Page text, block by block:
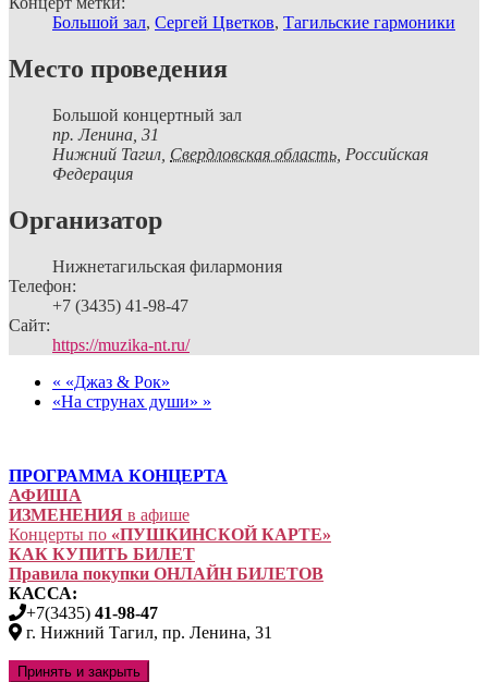
Большой зал, Сергей Цветков, Тагильские гармоники
Место проведения
Большой концертный зал
пр. Ленина, 31
Нижний Тагил Свердловская область, Российская
Федерация
Организатор
Нижнетагильская филармония
Телефон:
+7 (3435) 41-98-47
Сайт:
https://muzika-nt.ru/
« «Джаз & Рок»
«На струнах души» »
ПРОГРАММА КОНЦЕРТА
АФИША
ИЗМЕНЕНИЯ в афише
Концерты по «ПУШКИНСКОЙ КАРТЕ»
КАК КУПИТЬ БИЛЕТ
Правила покупки ОНЛАЙН БИЛЕТОВ
КАССА:
+7(3435) 41-98-47
г. Нижний Тагил, пр. Ленина, 31